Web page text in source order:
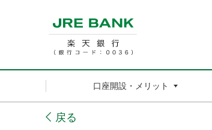
口座開設・メリット
戻る